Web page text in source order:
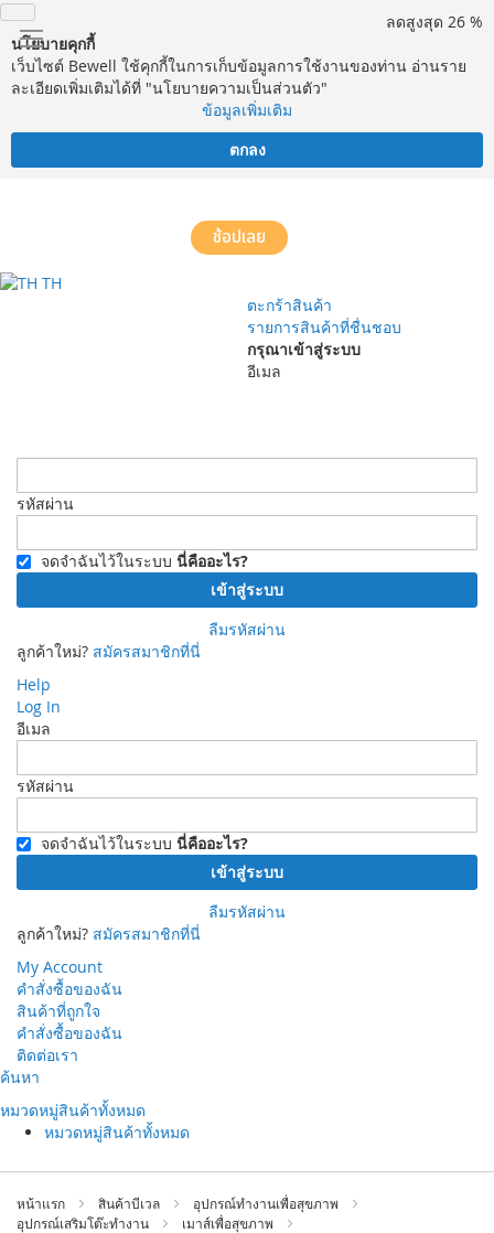
นโยบายคุกกี้
เว็บไซต์ Bewell ใช้คุกกี้ในการเก็บข้อมูลการใช้งานของท่าน อ่านราย
ละเอียดเพิ่มเติมได้ที่ "นโยบายความเป็นส่วนตัว"
ข้อมูลเพิ่มเติม
ตกลง
ช้อปเลย
TH
ตะกร้าสินค้า
รายการสินค้าที่ชื่นชอบ
กรุณาเข้าสู่ระบบ
อีเมล
รหัสผ่าน
จดจำฉันไว้ในระบบ นี่คืออะไร?
เข้าสู่ระบบ
ลืมรหัสผ่าน
ลูกค้าใหม่? สมัครสมาชิกที่นี่
Help
Log In
อีเมล
รหัสผ่าน
จดจำฉันไว้ในระบบ นี่คืออะไร?
เข้าสู่ระบบ
ลืมรหัสผ่าน
ลูกค้าใหม่? สมัครสมาชิกที่นี่
My Account
คำสั่งซื้อของฉัน
สินค้าที่ถูกใจ
คำสั่งซื้อของฉัน
ติดต่อเรา
ข้าม
ที่
เนื้อหา
ค้นหา
หมวดหมู่สินค้าทั้งหมด
หมวดหมู่สินค้าทั้งหมด
หน้าแรก สินค้าบีเวล
อุปกรณ์ทำงานเพื่อสุขภาพ
อุปกรณ์เสริมโต๊ะทำงาน
เมาส์เพื่อสุขภาพ
ลดสูงสุด 26 %